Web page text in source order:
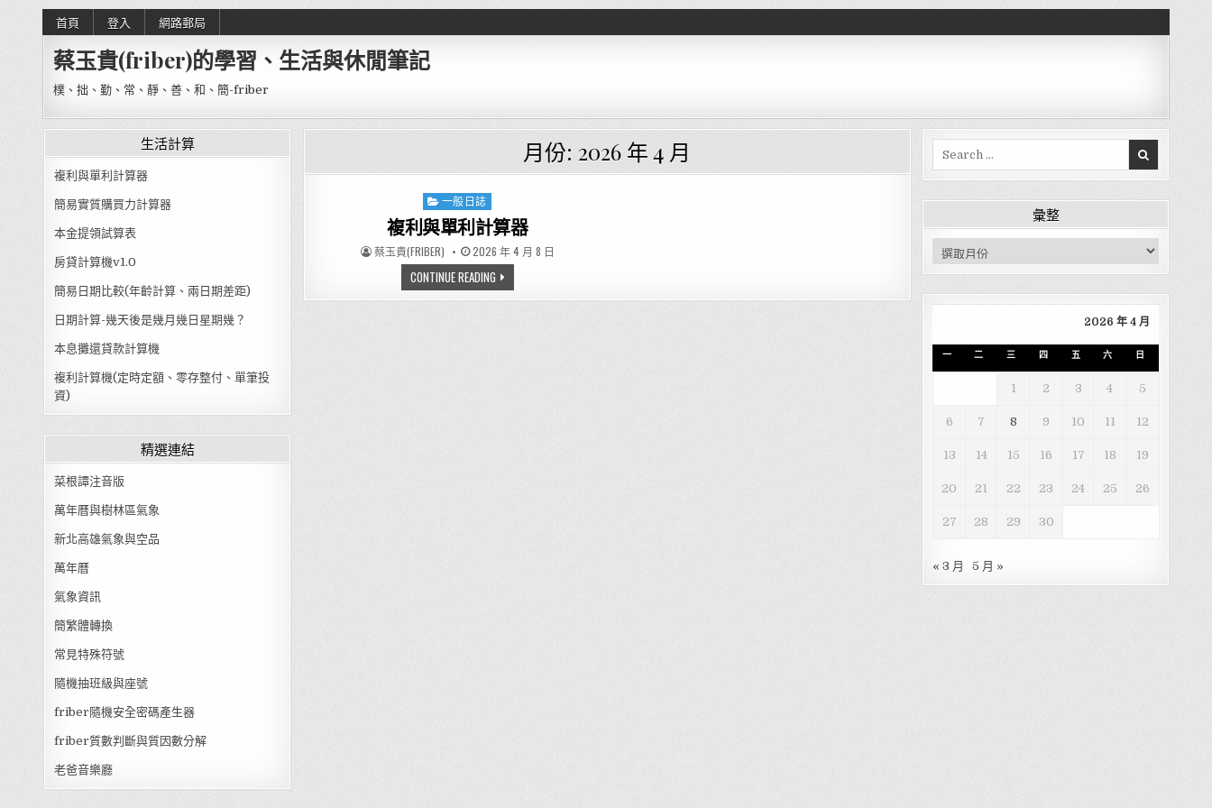
Skip to content
首頁 登入 網路郵局
蔡玉貴(friber)的學習、生活與休閒筆記
樸、拙、勤、常、靜、善、和、簡-friber
月份: 2026 年 4 月
Posted in
一般日誌
複利與單利計算器
AUTHOR:
蔡玉貴(FRIBER) PUBLISHED DATE:
2026 年 4 月 8 日
CONTINUE READING複利與單利計算器
生活計算
複利與單利計算器
簡易實質購買力計算器
本金提領試算表
房貸計算機v1.0
簡易日期比較(年齡計算、兩日期差距)
日期計算-幾天後是幾月幾日星期幾？
本息攤還貸款計算機
複利計算機(定時定額、零存整付、單筆投
資)
精選連結
菜根譚注音版
萬年曆與樹林區氣象
新北高雄氣象與空品
萬年曆
氣象資訊
簡繁體轉換
常見特殊符號
隨機抽班級與座號
friber隨機安全密碼產生器
friber質數判斷與質因數分解
老爸音樂廳
Search for:
彙整
彙整
2026 年 4 月
一 二 三 四 五 六 日
1 2 3 4 5
6 7 8 9 10 11 12
13 14 15 16 17 18 19
20 21 22 23 24 25 26
27 28 29 30
« 3 月 5 月 »